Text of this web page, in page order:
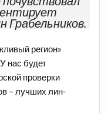
регион»
нас будет
проверки
– лучших лин-